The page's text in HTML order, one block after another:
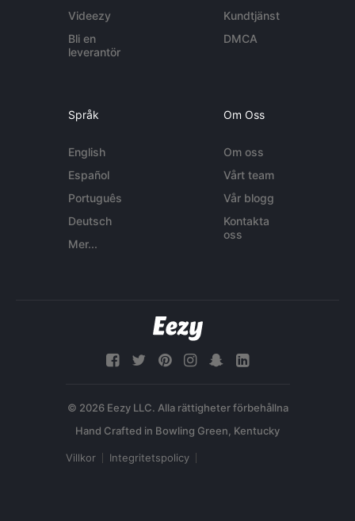
Videezy
Bli en
leverantör
Kundtjänst
DMCA
Språk
English
Español
Português
Deutsch
Mer...
Om Oss
Om oss
Vårt team
Vår blogg
Kontakta
oss
© 2026 Eezy LLC. Alla rättigheter förbehållna
Villkor Integritetspolicy